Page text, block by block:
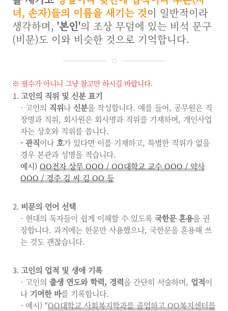
녀, 손자)들의 이름을 새기는 것이 일반적이라
생각하며, '본인'의 조상 무덤에 있는 비석 문구
(비문)도 이와 비슷한 것으로 기억합니다.
※ 필수가 아니니 그냥 참고만 하시길 바랍니다.
고인의 직위 및 신분 표기
- 고인의 직위나 신분을 작성합니다. 예를 들어, 공무원은 직
장명과 직위, 회사원은 회사명과 직위를 기재하며, 개인사업
자는 상호와 직위를 씁니다.
- 관직이나호가 있다면 이를 기재하고, 특별한 직위가 없을
경우 본관과 성명을 적습니다.
예시) OO전자 상무OOO/OO대학교 교수OOO/ 약사
OOO/ 경주 김 씨 김 OO등
비문의 언어 선택
- 현대의 독자들이 쉽게 이해할 수 있도록 국한문 혼용을 권
장합니다. 과거에는 한문만 사용했으나, 국한문을 혼용해 쓰
는 것도 괜찮습니다.
고인의 업적 및 생애 기록
- 고인의 출생 연도와 학력, 경력을 간단히 서술하며, 업적이
나 기여한 바를 기록합니다.
- 예시) "OO대학교 사회복지학과를 졸업하고 OO복지센터를